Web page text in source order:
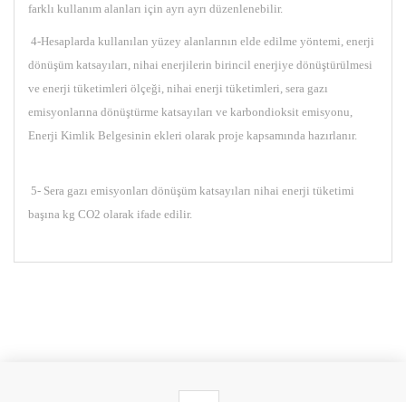
farklı kullanım alanları için ayrı ayrı düzenlenebilir.
4-Hesaplarda kullanılan yüzey alanlarının elde edilme yöntemi, enerji
dönüşüm katsayıları, nihai enerjilerin birincil enerjiye dönüştürülmesi
ve enerji tüketimleri ölçeği, nihai enerji tüketimleri, sera gazı
emisyonlarına dönüştürme katsayıları ve karbondioksit emisyonu,
Enerji Kimlik Belgesinin ekleri olarak proje kapsamında hazırlanır.
5- Sera gazı emisyonları dönüşüm katsayıları nihai enerji tüketimi
başına kg CO2 olarak ifade edilir.